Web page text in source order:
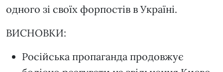
одного зі своїх форпостів в Україні.
ВИСНОВКИ:
Російська пропаганда продовжує